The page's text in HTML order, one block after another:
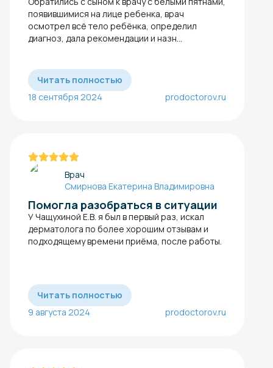
появившимися на лице ребенка, врач
осмотрел всё тело ребёнка, определил
диагноз, дала рекомендации и назн...
Читать полностью
18 сентября 2024
prodoctorov.ru
Врач
Смирнова Екатерина Владимировна
Помогла разобраться в ситуации
У Чащухиной Е.В. я был в первый раз, искал
дерматолога по более хорошим отзывам и
подходящему времени приёма, после работы.
Читать полностью
9 августа 2024
prodoctorov.ru